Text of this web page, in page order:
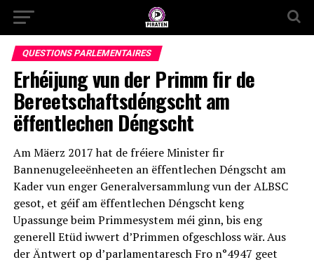
QUESTIONS PARLEMENTAIRES
Erhéijung vun der Primm fir de
Bereetschaftsdéngscht am
ëffentlechen Déngscht
Am Mäerz 2017 hat de fréiere Minister fir
Bannenugeleeënheeten an ëffentlechen Déngscht am
Kader vun enger Generalversammlung vun der ALBSC
gesot, et géif am ëffentlechen Déngscht keng
Upassunge beim Primmesystem méi ginn, bis eng
generell Etüd iwwert d’Primmen ofgeschloss wär. Aus
der Äntwert op d’parlamentaresch Fro n°4947 geet